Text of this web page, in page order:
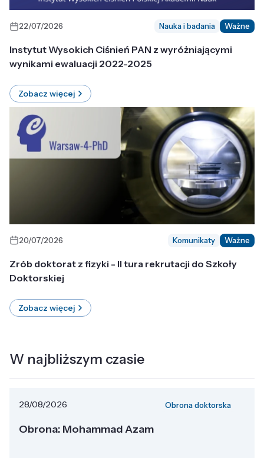
22/07/2026 Nauka i badania Ważne
Instytut Wysokich Ciśnień PAN z wyróżniającymi
wynikami ewaluacji 2022-2025
Zobacz więcej
20/07/2026 Komunikaty Ważne
Zrób doktorat z fizyki - II tura rekrutacji do Szkoły
Doktorskiej
Zobacz więcej
W najbliższym czasie
28/08/2026 Obrona doktorska
Obrona: Mohammad Azam